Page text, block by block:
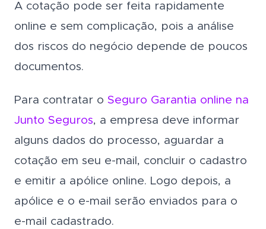
A cotação pode ser feita rapidamente
online e sem complicação, pois a análise
dos riscos do negócio depende de poucos
documentos.
Para contratar o Seguro Garantia online na
Junto Seguros, a empresa deve informar
alguns dados do processo, aguardar a
cotação em seu e-mail, concluir o cadastro
e emitir a apólice online. Logo depois, a
apólice e o e-mail serão enviados para o
e-mail cadastrado.